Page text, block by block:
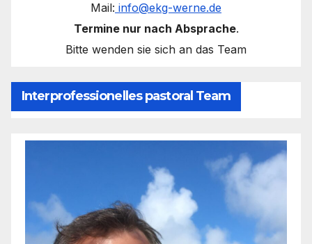
Mail: info@ekg-werne.de
Termine nur nach Absprache.
Bitte wenden sie sich an das Team
Interprofessionelles pastoral Team